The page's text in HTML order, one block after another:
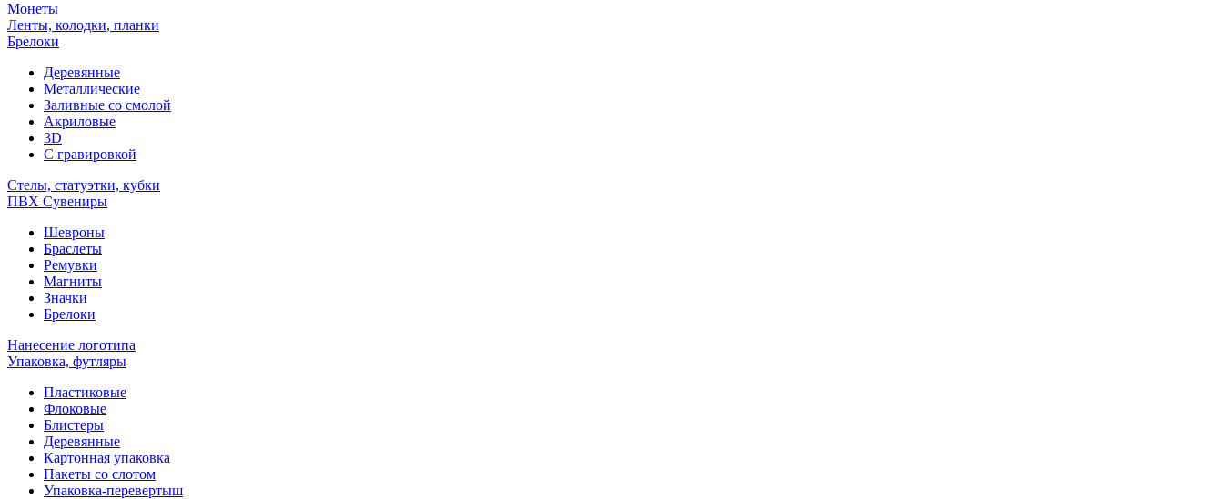
Монеты
Ленты, колодки, планки
Брелоки
Деревянные
Металлические
Заливные со смолой
Акриловые
3D
C гравировкой
Стелы, статуэтки, кубки
ПВХ Сувениры
Шевроны
Браслеты
Ремувки
Магниты
Значки
Брелоки
Нанесение логотипа
Упаковка, футляры
Пластиковые
Флоковые
Блистеры
Деревянные
Картонная упаковка
Пакеты со слотом
Упаковка-перевертыш